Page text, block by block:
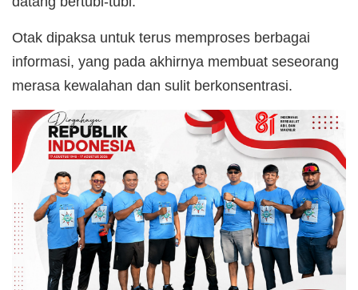
Otak dipaksa untuk terus memproses berbagai
informasi, yang pada akhirnya membuat seseorang
merasa kewalahan dan sulit berkonsentrasi.